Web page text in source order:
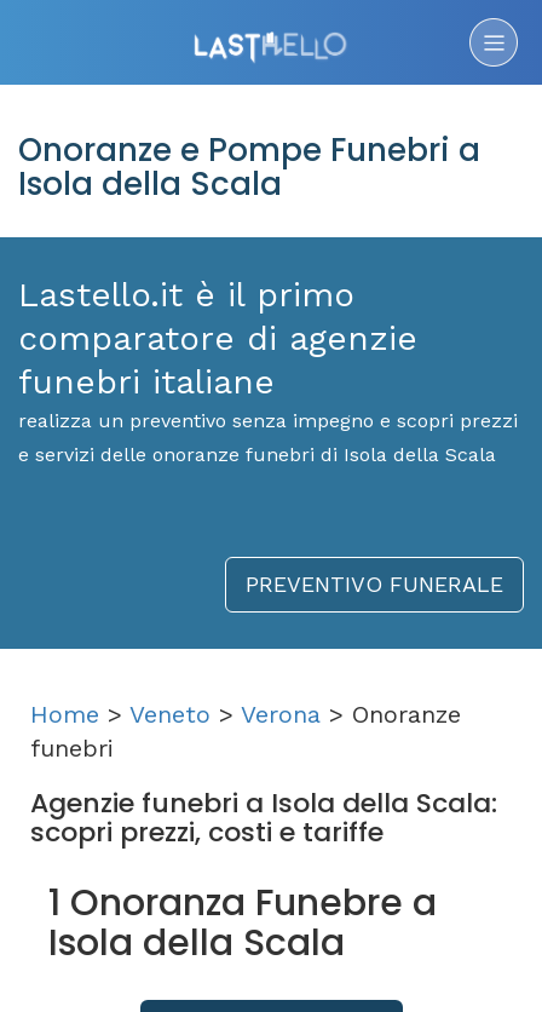
Onoranze e Pompe Funebri a
Isola della Scala
Lastello.it è il primo
comparatore di agenzie
funebri italiane
realizza un preventivo senza impegno e scopri prezzi
e servizi delle onoranze funebri di Isola della Scala
PREVENTIVO FUNERALE
Home > Veneto > Verona > Onoranze
funebri
Agenzie funebri a Isola della Scala:
scopri prezzi, costi e tariffe
1 Onoranza Funebre a
Isola della Scala